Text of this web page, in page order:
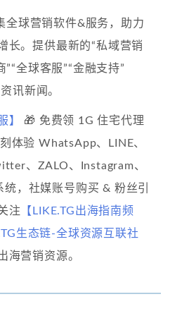
全球营销软件&服务，助力
长。提供最新的“私域营销
”“全球客服”“金融支持”
讯新闻。
】
🎁 免费领 1G 住宅代理
体验 WhatsApp、LINE、
、ZALO、Instagram、
，社媒账号购买 & 粉丝引
注 【LIKE.TG出海指南频
生态链-全球资源互联社
海营销资源。